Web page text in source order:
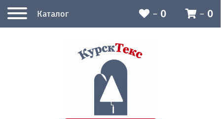
Каталог - 0 - 0